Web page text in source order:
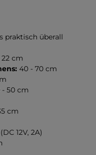
praktisch überall
22 cm
40 - 70 cm
- 50 cm
cm
12V, 2A)